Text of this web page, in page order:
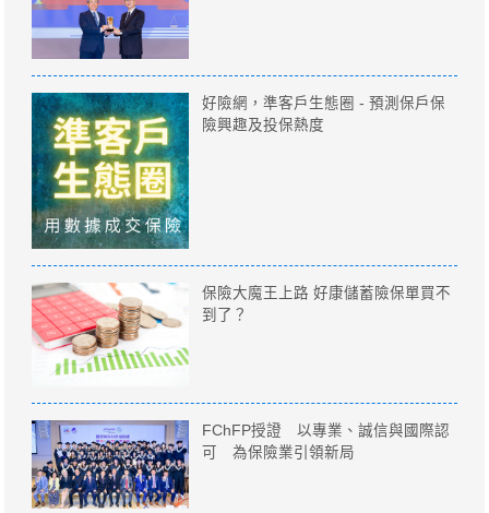
好險網，準客戶生態圈 - 預測保戶保
險興趣及投保熱度
保險大魔王上路 好康儲蓄險保單買不
到了？
FChFP授證 以專業、誠信與國際認
可 為保險業引領新局